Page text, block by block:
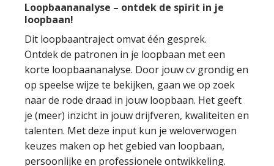
Loopbaananalyse – ontdek de spirit in je
loopbaan!
Dit loopbaantraject omvat één gesprek.
Ontdek de patronen in je loopbaan met een
korte loopbaananalyse. Door jouw cv grondig en
op speelse wijze te bekijken, gaan we op zoek
naar de rode draad in jouw loopbaan. Het geeft
je (meer) inzicht in jouw drijfveren, kwaliteiten en
talenten. Met deze input kun je weloverwogen
keuzes maken op het gebied van loopbaan,
persoonlijke en professionele ontwikkeling.